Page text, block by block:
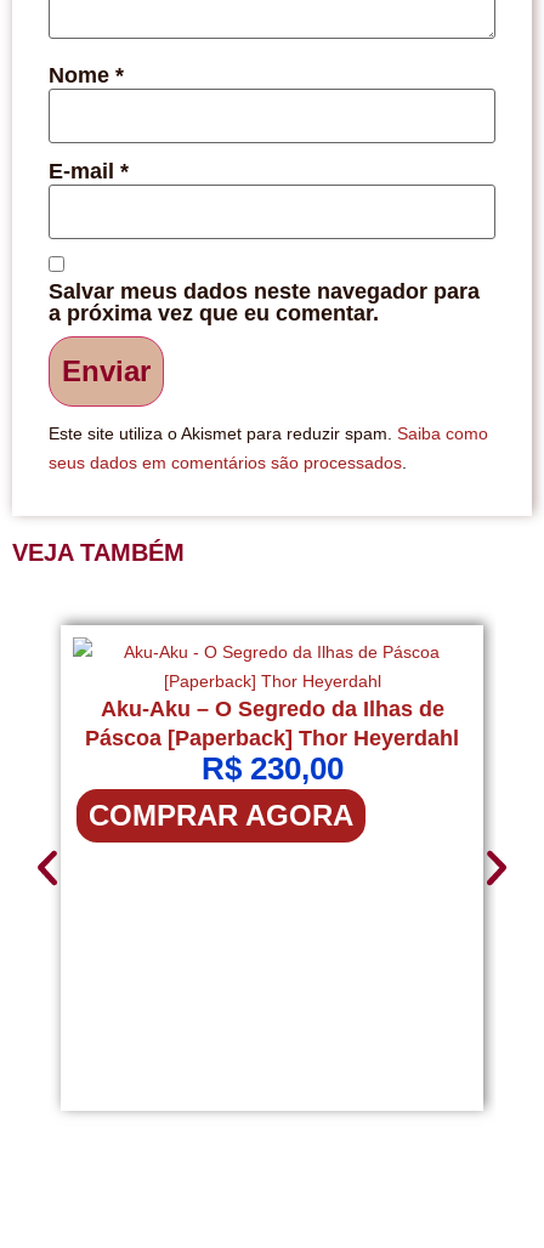
Nome *
E-mail *
Salvar meus dados neste navegador para
a próxima vez que eu comentar.
Este site utiliza o Akismet para reduzir spam. Saiba como
seus dados em comentários são processados
VEJA TAMBÉM
Aku-Aku – O Segredo da Ilhas de
Páscoa [Paperback] Thor Heyerdahl
R$230,00
COMPRAR AGORA